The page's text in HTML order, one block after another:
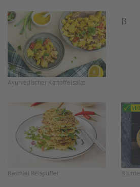
Ayurvedischer Kartoffelsalat
B
Basmati Reispuffer